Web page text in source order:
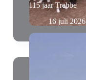
115 jaar Trebbe
16 juli 2026